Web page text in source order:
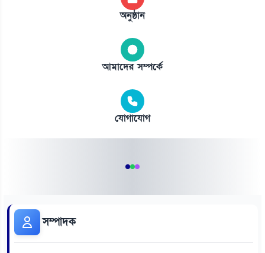
অনুষ্ঠান
আমাদের সম্পর্কে
যোগাযোগ
সম্পাদক